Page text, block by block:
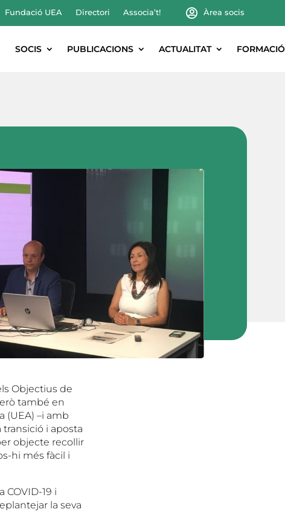
Fundació UEA Directori Associa’t! Àrea socis
SOCIS PUBLICACIONS ACTUALITAT FORMACIÓ
Objectius de
també en
(UEA) –i amb
i aposta
objecte recollir
hi més fàcil i
COVID-19 i
la seva